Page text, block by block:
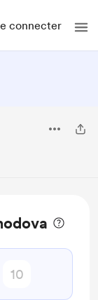
connecter